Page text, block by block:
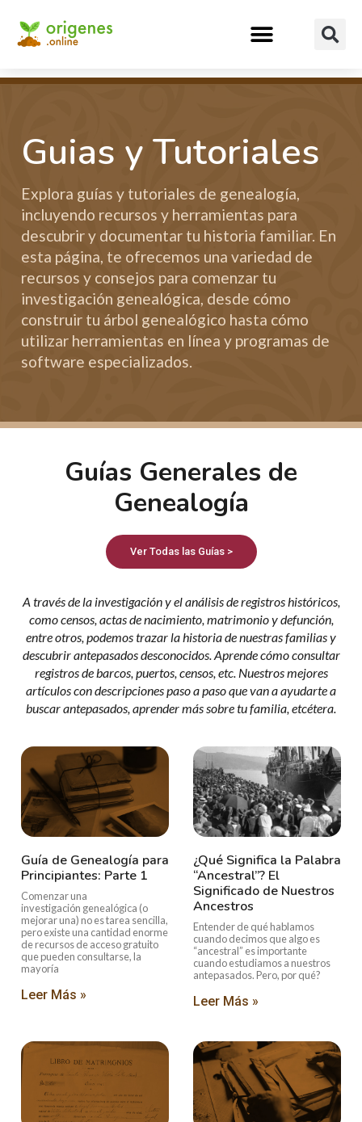
Guias y Tutoriales
Explora guías y tutoriales de genealogía,
incluyendo recursos y herramientas para
descubrir y documentar tu historia familiar. En
esta página, te ofrecemos una variedad de
recursos y consejos para comenzar tu
investigación genealógica, desde cómo
construir tu árbol genealógico hasta cómo
utilizar herramientas en línea y programas de
software especializados.
Guías Generales de
Genealogía
Ver Todas las Guías >
A través de la investigación y el análisis de registros históricos,
como censos, actas de nacimiento, matrimonio y defunción,
entre otros, podemos trazar la historia de nuestras familias y
descubrir antepasados desconocidos. Aprende cómo consultar
registros de barcos, puertos, censos, etc. Nuestros mejores
artículos con descripciones paso a paso que van a ayudarte a
buscar antepasados, aprender más sobre tu familia, etcétera.
Guía de Genealogía para
Principiantes: Parte 1
Comenzar una
investigación genealógica (o
mejorar una) no es tarea sencilla,
pero existe una cantidad enorme
de recursos de acceso gratuito
que pueden consultarse, la
mayoría
Leer Más »
¿Qué Significa la Palabra
“Ancestral”? El
Significado de Nuestros
Ancestros
Entender de qué hablamos
cuando decimos que algo es
“ancestral” es importante
cuando estudiamos a nuestros
antepasados. Pero, por qué?
Leer Más »